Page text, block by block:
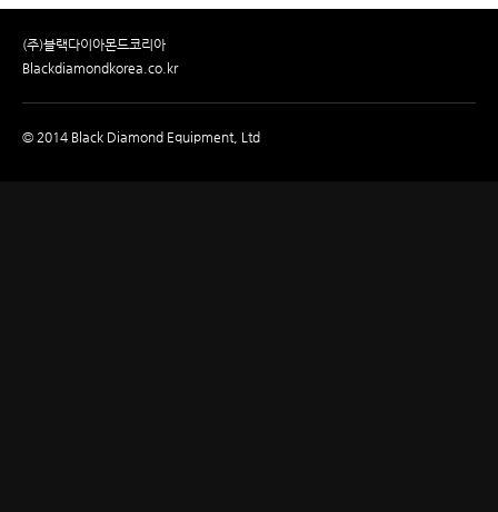
(주)블랙다이아몬드코리아
Blackdiamondkorea.co.kr
© 2014 Black Diamond Equipment, Ltd